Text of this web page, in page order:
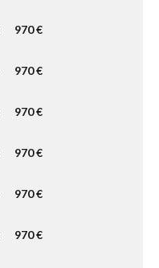
970 €
970 €
970 €
970 €
970 €
970 €